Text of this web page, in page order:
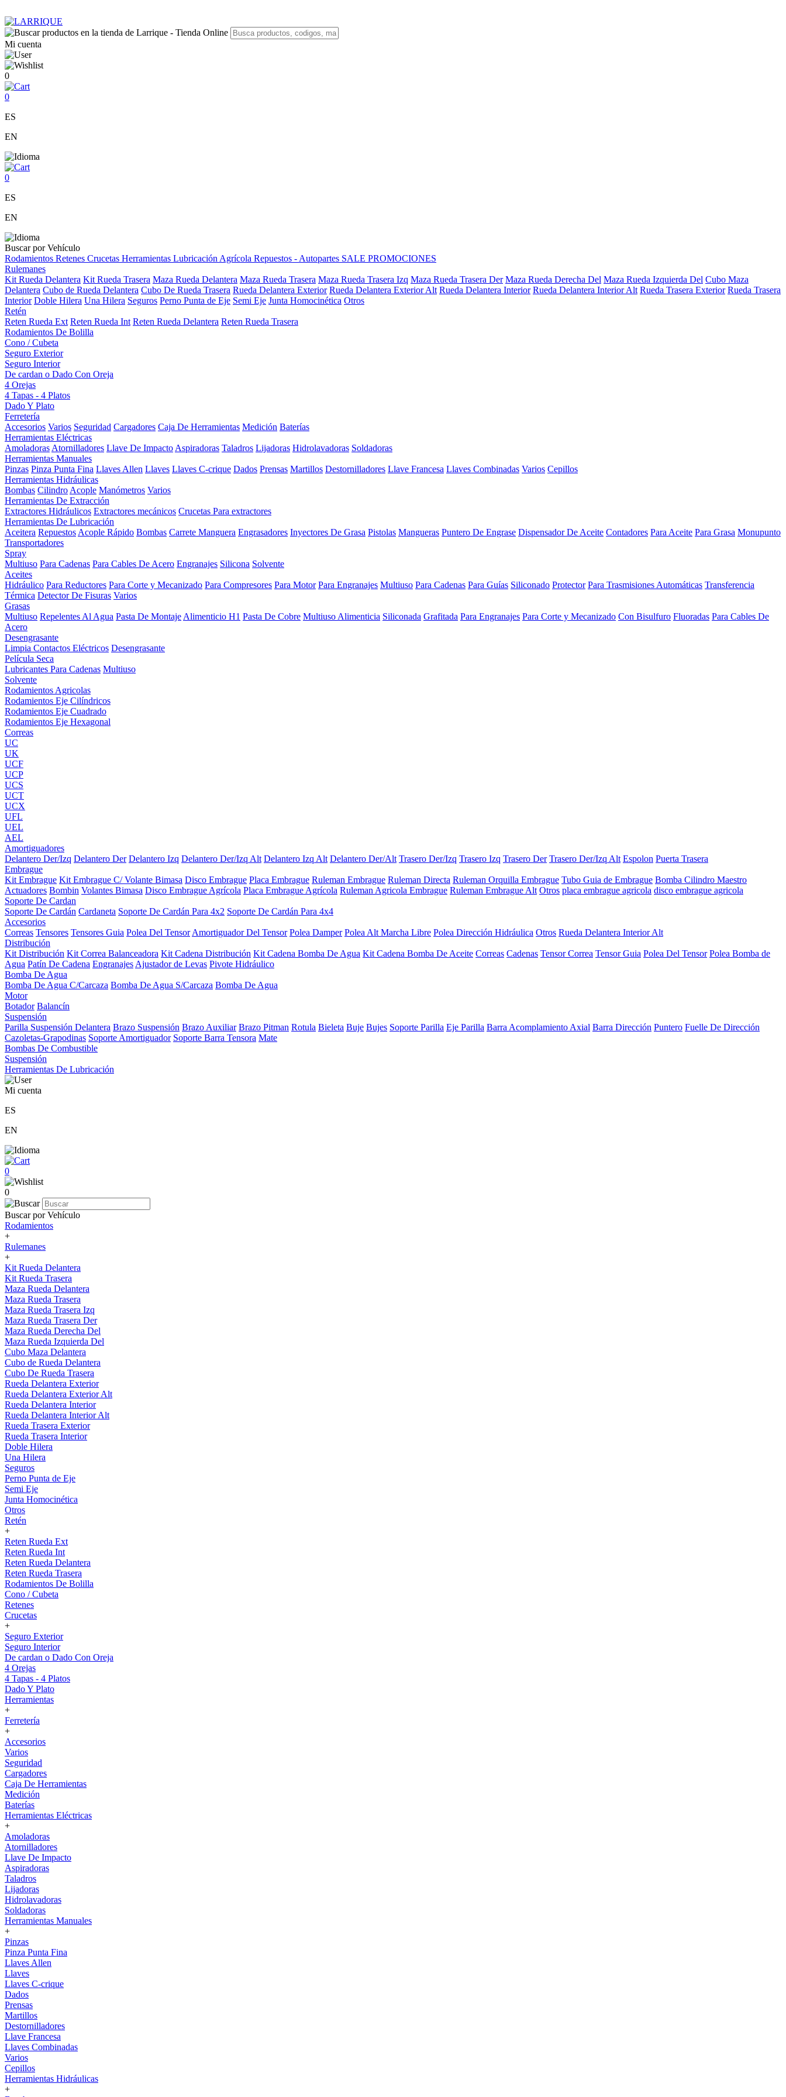
Mi cuenta
0
0
ES
EN
0
ES
EN
Buscar por Vehículo
Rodamientos Retenes Crucetas Herramientas Lubricación Agrícola Repuestos - Autopartes SALE PROMOCIONES
Rulemanes
Kit Rueda Delantera Kit Rueda Trasera Maza Rueda Delantera Maza Rueda Trasera Maza Rueda Trasera Izq Maza Rueda Trasera Der Maza Rueda Derecha Del Maza Rueda Izquierda Del Cubo Maza
Delantera Cubo de Rueda Delantera Cubo De Rueda Trasera Rueda Delantera Exterior Rueda Delantera Exterior Alt Rueda Delantera Interior Rueda Delantera Interior Alt Rueda Trasera Exterior Rueda Trasera
Interior Doble Hilera Una Hilera Seguros Perno Punta de Eje Semi Eje Junta Homocinética Otros
Retén
Reten Rueda Ext Reten Rueda Int Reten Rueda Delantera Reten Rueda Trasera
Rodamientos De Bolilla
Cono / Cubeta
Seguro Exterior
Seguro Interior
De cardan o Dado Con Oreja
4 Orejas
4 Tapas - 4 Platos
Dado Y Plato
Ferretería
Accesorios Varios Seguridad Cargadores Caja De Herramientas Medición Baterías
Herramientas Eléctricas
Amoladoras Atornilladores Llave De Impacto Aspiradoras Taladros Lijadoras Hidrolavadoras Soldadoras
Herramientas Manuales
Pinzas Pinza Punta Fina Llaves Allen Llaves Llaves C-crique Dados Prensas Martillos Destornilladores Llave Francesa Llaves Combinadas Varios Cepillos
Herramientas Hidráulicas
Bombas Cilindro Acople Manómetros Varios
Herramientas De Extracción
Extractores Hidráulicos Extractores mecánicos Crucetas Para extractores
Herramientas De Lubricación
Aceitera Repuestos Acople Rápido Bombas Carrete Manguera Engrasadores Inyectores De Grasa Pistolas Mangueras Puntero De Engrase Dispensador De Aceite Contadores Para Aceite Para Grasa Monupunto
Transportadores
Spray
Multiuso Para Cadenas Para Cables De Acero Engranajes Silicona Solvente
Aceites
Hidráulico Para Reductores Para Corte y Mecanizado Para Compresores Para Motor Para Engranajes Multiuso Para Cadenas Para Guías Siliconado Protector Para Trasmisiones Automáticas Transferencia
Térmica Detector De Fisuras Varios
Grasas
Multiuso Repelentes Al Agua Pasta De Montaje Alimenticio H1 Pasta De Cobre Multiuso Alimenticia Siliconada Grafitada Para Engranajes Para Corte y Mecanizado Con Bisulfuro Fluoradas Para Cables De
Acero
Desengrasante
Limpia Contactos Eléctricos Desengrasante
Película Seca
Lubricantes Para Cadenas Multiuso
Solvente
Rodamientos Agricolas
Rodamientos Eje Cilíndricos
Rodamientos Eje Cuadrado
Rodamientos Eje Hexagonal
Correas
UC
UK
UCF
UCP
UCS
UCT
UCX
UFL
UEL
AEL
Amortiguadores
Delantero Der/Izq Delantero Der Delantero Izq Delantero Der/Izq Alt Delantero Izq Alt Delantero Der/Alt Trasero Der/Izq Trasero Izq Trasero Der Trasero Der/Izq Alt Espolon Puerta Trasera
Embrague
Kit Embrague Kit Embrague C/ Volante Bimasa Disco Embrague Placa Embrague Ruleman Embrague Ruleman Directa Ruleman Orquilla Embrague Tubo Guia de Embrague Bomba Cilindro Maestro
Actuadores Bombin Volantes Bimasa Disco Embrague Agrícola Placa Embrague Agrícola Ruleman Agricola Embrague Ruleman Embrague Alt Otros placa embrague agricola disco embrague agricola
Soporte De Cardan
Soporte De Cardán Cardaneta Soporte De Cardán Para 4x2 Soporte De Cardán Para 4x4
Accesorios
Correas Tensores Tensores Guia Polea Del Tensor Amortiguador Del Tensor Polea Damper Polea Alt Marcha Libre Polea Dirección Hidráulica Otros Rueda Delantera Interior Alt
Distribución
Kit Distribución Kit Correa Balanceadora Kit Cadena Distribución Kit Cadena Bomba De Agua Kit Cadena Bomba De Aceite Correas Cadenas Tensor Correa Tensor Guia Polea Del Tensor Polea Bomba de
Agua Patín De Cadena Engranajes Ajustador de Levas Pivote Hidráulico
Bomba De Agua
Bomba De Agua C/Carcaza Bomba De Agua S/Carcaza Bomba De Agua
Motor
Botador Balancín
Suspensión
Parilla Suspensión Delantera Brazo Suspensión Brazo Auxiliar Brazo Pitman Rotula Bieleta Buje Bujes Soporte Parilla Eje Parilla Barra Acomplamiento Axial Barra Dirección Puntero Fuelle De Dirección
Cazoletas-Grapodinas Soporte Amortiguador Soporte Barra Tensora Mate
Bombas De Combustible
Suspensión
Herramientas De Lubricación
Mi cuenta
ES
EN
0
0
Buscar por Vehículo
Rodamientos
+
Rulemanes
+
Kit Rueda Delantera
Kit Rueda Trasera
Maza Rueda Delantera
Maza Rueda Trasera
Maza Rueda Trasera Izq
Maza Rueda Trasera Der
Maza Rueda Derecha Del
Maza Rueda Izquierda Del
Cubo Maza Delantera
Cubo de Rueda Delantera
Cubo De Rueda Trasera
Rueda Delantera Exterior
Rueda Delantera Exterior Alt
Rueda Delantera Interior
Rueda Delantera Interior Alt
Rueda Trasera Exterior
Rueda Trasera Interior
Doble Hilera
Una Hilera
Seguros
Perno Punta de Eje
Semi Eje
Junta Homocinética
Otros
Retén
+
Reten Rueda Ext
Reten Rueda Int
Reten Rueda Delantera
Reten Rueda Trasera
Rodamientos De Bolilla
Cono / Cubeta
Retenes
Crucetas
+
Seguro Exterior
Seguro Interior
De cardan o Dado Con Oreja
4 Orejas
4 Tapas - 4 Platos
Dado Y Plato
Herramientas
+
Ferretería
+
Accesorios
Varios
Seguridad
Cargadores
Caja De Herramientas
Medición
Baterías
Herramientas Eléctricas
+
Amoladoras
Atornilladores
Llave De Impacto
Aspiradoras
Taladros
Lijadoras
Hidrolavadoras
Soldadoras
Herramientas Manuales
+
Pinzas
Pinza Punta Fina
Llaves Allen
Llaves
Llaves C-crique
Dados
Prensas
Martillos
Destornilladores
Llave Francesa
Llaves Combinadas
Varios
Cepillos
Herramientas Hidráulicas
+